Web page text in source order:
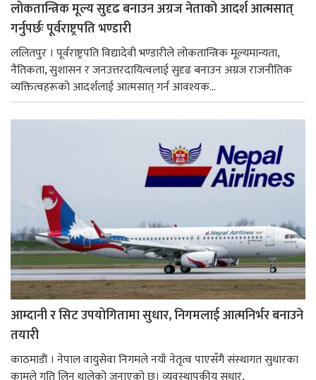
लोकतान्त्रिक मूल्य सुदृढ बनाउन अग्रज नेताको आदर्श आत्मसात्
गर्नुपर्छः पूर्वराष्ट्रपति भण्डारी
ललितपुर । पूर्वराष्ट्रपति विद्यादेवी भण्डारीले लोकतान्त्रिक मूल्यमान्यता,
नैतिकता, सुशासन र जनउत्तरदायित्वलाई सुदृढ बनाउन अग्रज राजनीतिक
व्यक्तित्वहरूको आदर्शलाई आत्मसात् गर्न आवश्यक...
आम्दानी र सिट उपयोगितामा सुधार, निगमलाई आत्मनिर्भर बनाउने
तयारी
काठमाडाैं । नेपाल वायुसेवा निगमले नयाँ नेतृत्व पाएसँगै संस्थागत सुधारका